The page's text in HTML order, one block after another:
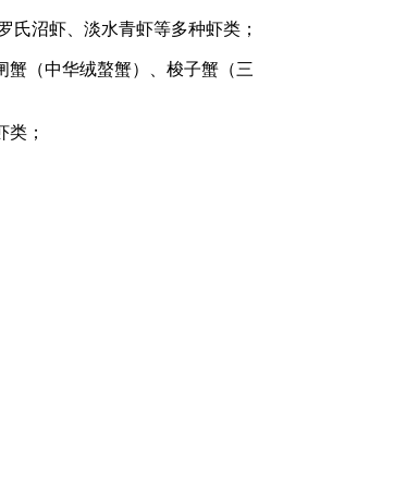
氏沼虾、淡水青虾等多种虾类；
蟹（中华绒螯蟹）、梭子蟹（三
；